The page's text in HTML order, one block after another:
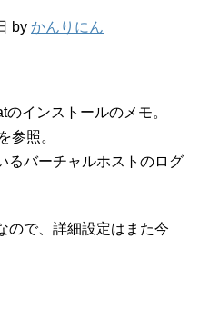
by かんりにん
インストールのメモ。
参照。
るバーチャルホストのログ
ので、詳細設定はまた今